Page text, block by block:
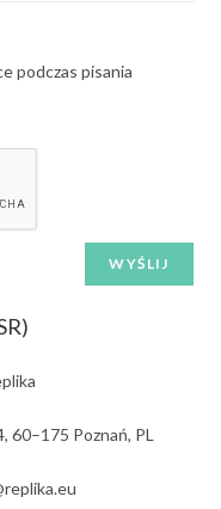
podczas pisania
60–175 Poznań, PL